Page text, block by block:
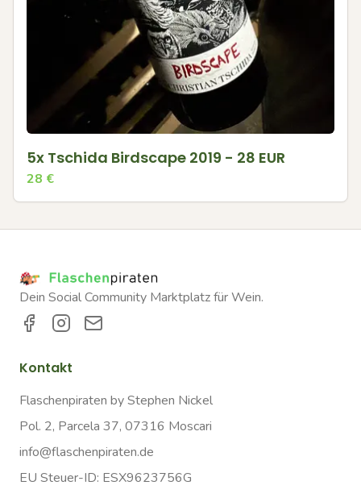
5x Tschida Birdscape 2019 - 28 EUR
28 €
Dein Social Community Marktplatz für Wein.
Kontakt
Flaschenpiraten by Stephen Nickel
Pol. 2, Parcela 37, 07316 Moscari
info@flaschenpiraten.de
EU Steuer-ID: ESX9623756G